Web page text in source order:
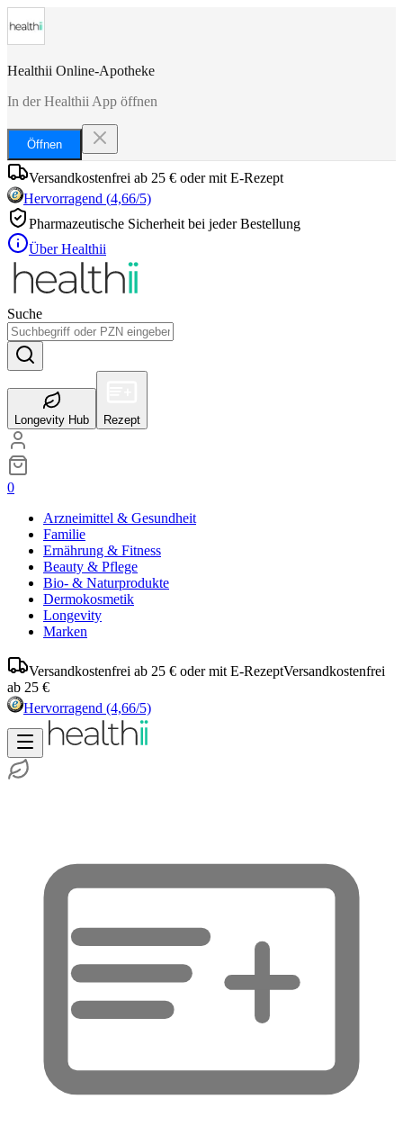
Healthii Online-Apotheke
In der Healthii App öffnen
Öffnen
Versandkostenfrei ab 25 € oder mit E-Rezept
Hervorragend (4,66/5)
Pharmazeutische Sicherheit bei jeder Bestellung
Über Healthii
Suche
Longevity Hub Rezept
0
Arzneimittel & Gesundheit
Familie
Ernährung & Fitness
Beauty & Pflege
Bio- & Naturprodukte
Dermokosmetik
Longevity
Marken
Versandkostenfrei ab 25 € oder mit E-RezeptVersandkostenfrei
ab 25 €
Hervorragend (4,66/5)